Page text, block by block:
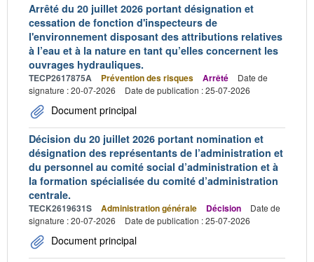
Arrêté du 20 juillet 2026 portant désignation et
cessation de fonction d'inspecteurs de
l'environnement disposant des attributions relatives
à l’eau et à la nature en tant qu’elles concernent les
ouvrages hydrauliques.
TECP2617875A Prévention des risques Arrêté
Date de
signature : 20-07-2026
Date de publication : 25-07-2026
Document principal
Décision du 20 juillet 2026 portant nomination et
désignation des représentants de l’administration et
du personnel au comité social d’administration et à
la formation spécialisée du comité d’administration
centrale.
TECK2619631S Administration générale Décision
Date de
signature : 20-07-2026
Date de publication : 25-07-2026
Document principal